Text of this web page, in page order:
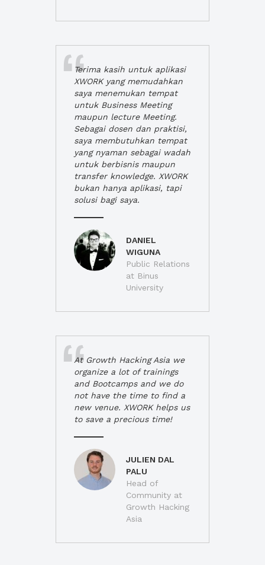
Terima kasih untuk aplikasi
XWORK yang memudahkan
saya menemukan tempat
untuk Business Meeting
maupun lecture Meeting.
Sebagai dosen dan praktisi,
saya membutuhkan tempat
yang nyaman sebagai wadah
untuk berbisnis maupun
transfer knowledge. XWORK
bukan hanya aplikasi, tapi
solusi bagi saya.
DANIEL
WIGUNA
Public Relations
at Binus
University
At Growth Hacking Asia we
organize a lot of trainings
and Bootcamps and we do
not have the time to find a
new venue. XWORK helps us
to save a precious time!
JULIEN DAL
PALU
Head of
Community at
Growth Hacking
Asia